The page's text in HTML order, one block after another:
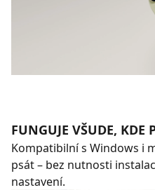
FUNGUJE VŠUDE, KDE
Kompatibilní s Windows i
psát – bez nutnosti
nastavení.